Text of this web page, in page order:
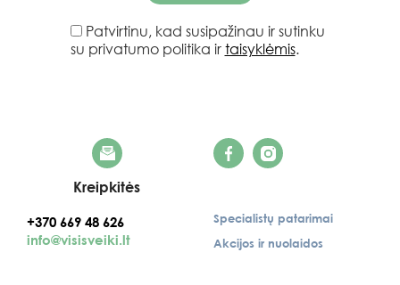
Kreipkitės
+370 669 48 626
info@visisveiki.lt
Patvirtinu, kad susipažinau ir sutinku
su privatumo politika ir taisyklėmis.
Specialistų patarimai
Akcijos ir nuolaidos